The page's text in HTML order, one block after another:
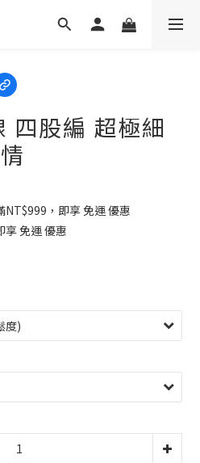
四股編 超極細
NT$999，即享 免運 優惠
免運 優惠